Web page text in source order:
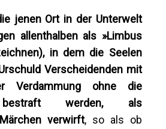
jenen Ort in der Unterwelt
allenthalben als »Limbus
in dem die Seelen
Verscheidenden mit
Verdammung ohne die
bestraft werden, als
verwirft, so als ob